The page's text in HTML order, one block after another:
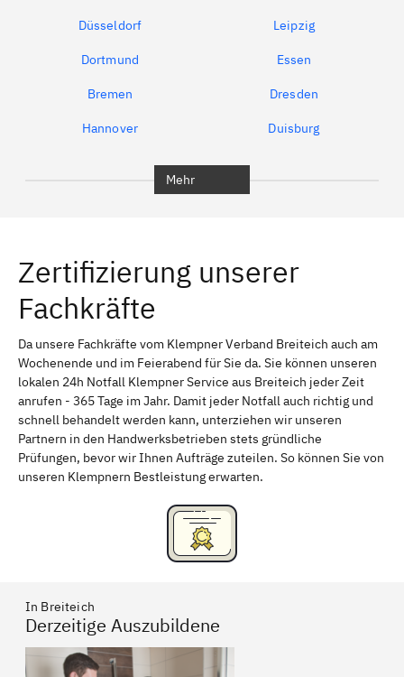
Düsseldorf Leipzig
Dortmund Essen
Bremen Dresden
Hannover Duisburg
Erlangen Bamberg
Bayreuth
Schweinfurt Passau
Freising Rudelsdorf, Mittelfranken
Mehr
Zertifizierung unserer
Fachkräfte
Da unsere Fachkräfte vom Klempner Verband Breiteich auch am
Wochenende und im Feierabend für Sie da. Sie können unseren
lokalen 24h Notfall Klempner Service aus Breiteich jeder Zeit
anrufen - 365 Tage im Jahr. Damit jeder Notfall auch richtig und
schnell behandelt werden kann, unterziehen wir unseren
Partnern in den Handwerksbetrieben stets gründliche
Prüfungen, bevor wir Ihnen Aufträge zuteilen. So können Sie von
unseren Klempnern Bestleistung erwarten.
In Breiteich
Derzeitige Auszubildene